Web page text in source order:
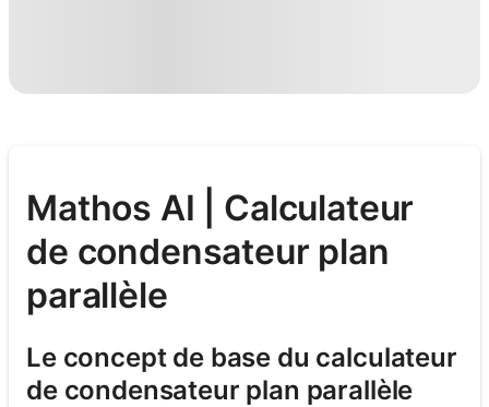
Mathos AI | Calculateur
de condensateur plan
parallèle
Le concept de base du calculateur
de condensateur plan parallèle